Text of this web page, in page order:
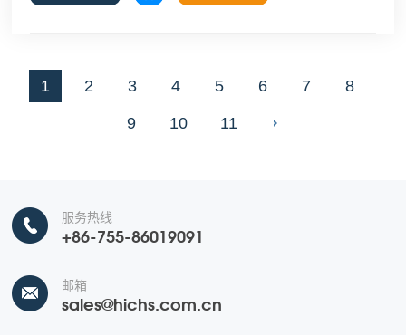
1 2 3 4 5 6 7 8
9 10 11
服务热线
+86-755-86019091
邮箱
sales@hichs.com.cn